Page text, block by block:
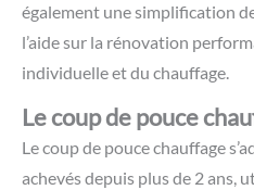
également une simplification
l’aide sur la rénovation
individuelle et du chauffage.
Le coup de pouce
Le coup de pouce chauffage
achevés depuis plus de 2 ans,